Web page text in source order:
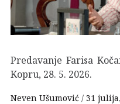
Predavanje Farisa
Kopru, 28. 5. 2026.
Neven Ušumović 31